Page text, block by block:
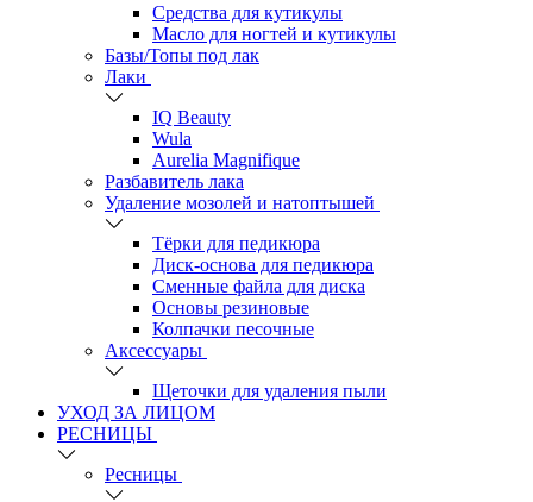
Средства для кутикулы
Масло для ногтей и кутикулы
Базы/Топы под лак
Лаки
IQ Beauty
Wula
Aurelia Magnifique
Разбавитель лака
Удаление мозолей и натоптышей
Тёрки для педикюра
Диск-основа для педикюра
Сменные файла для диска
Основы резиновые
Колпачки песочные
Аксессуары
Щеточки для удаления пыли
УХОД ЗА ЛИЦОМ
РЕСНИЦЫ
Ресницы